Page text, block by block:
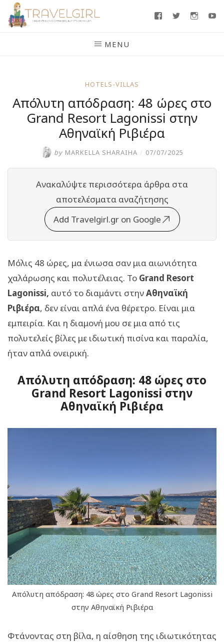
Skip
FacebookTwitter
MENU
HOTELS-VILLAS
Απόλυτη απόδραση: 48 ώρες στο
Grand Resort Lagonissi στην
Αθηναϊκή Ριβιέρα
by MARKELLA SHARAIHA / 07/07/2025
Ανακαλύψτε περισσότερα άρθρα στα
αποτελέσματα αναζήτησης
Add Travelgirl.gr on Google
Μόλις 48 ώρες, μα ένιωσα σαν μια αιωνιότητα
χαλάρωσης και πολυτέλειας. Το Grand Resort
Lagonissi, αυτό το διαμάντι στηνΑθηναϊκή
Ριβιέρα, δεν είναι απλά ένα θέρετρο. Είναι μια
εμπειρία. Και η διαμονή μου σε μια από τις
πολυτελείς βίλες με ιδιωτική πισίνα και παραλία,
ήταν απλά ονειρική.
Απόλυτη απόδραση: 48 ώρες στο
Grand Resort Lagonissi στην
Αθηναϊκή Ριβιέρα
Απόλυτη απόδραση: 48 ώρες στο Grand Resort Lagonissi
στην Αθηναϊκή Ριβιέρα
Φτάνοντας στη βίλα, η αίσθηση της ιδιωτικότητας